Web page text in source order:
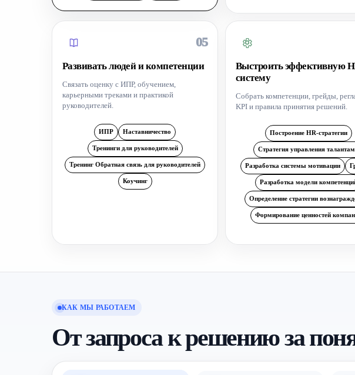
05
Развивать людей и компетенции
Связать оценку с ИПР, обучением,
карьерными треками и практикой
руководителей.
ИПР Наставничество
Тренинги для руководителей
Тренинг Обратная связь для руководителей
Коучинг
Выстроить эффективную
систему
Собрать компетенции, грейды,
KPI и правила принятия решений.
Построение HR-стратегии
Стратегия управления
Разработка системы мотивации
Разработка модели
Определение стратегии
Формирование ценностей
КАК МЫ РАБОТАЕМ
От запроса к решению за